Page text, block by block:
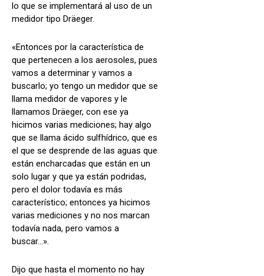
lo que se implementará al uso de un
medidor tipo Dräeger.
«Entonces por la característica de
que pertenecen a los aerosoles, pues
vamos a determinar y vamos a
buscarlo; yo tengo un medidor que se
llama medidor de vapores y le
llamamos Dräeger, con ese ya
hicimos varias mediciones; hay algo
que se llama ácido sulfhídrico, que es
el que se desprende de las aguas que
están encharcadas que están en un
solo lugar y que ya están podridas,
pero el dolor todavía es más
característico; entonces ya hicimos
varias mediciones y no nos marcan
todavía nada, pero vamos a
buscar…».
Dijo que hasta el momento no hay